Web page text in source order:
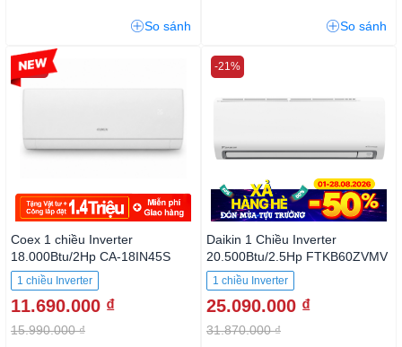
So sánh So sánh
Coex 1 chiều Inverter
18.000Btu/2Hp CA-18IN45S
1 chiều Inverter
11.690.000 ₫
15.990.000 ₫
-26%
Daikin 1 Chiều Inverter
20.500Btu/2.5Hp FTKB60ZVMV
1 chiều Inverter
25.090.000 ₫
31.870.000 ₫
-21%